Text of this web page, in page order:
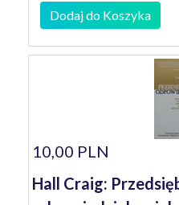
Dodaj do Koszyka
10,00 PLN
Hall Craig: